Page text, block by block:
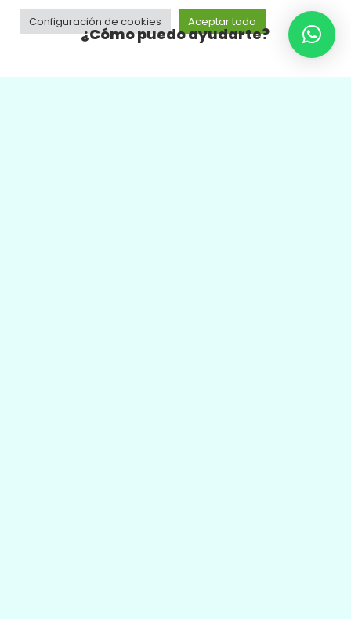
Durante este año continuaremos con la actividad en el
agua. Coincidiendo en los mismos meses del año
pasado, volveremos a disfrutar del ejercicio acuático
con el ProyectosAquaexpe.
Configuración de cookies Aceptar todo
¿Cómo puedo ayudarte?